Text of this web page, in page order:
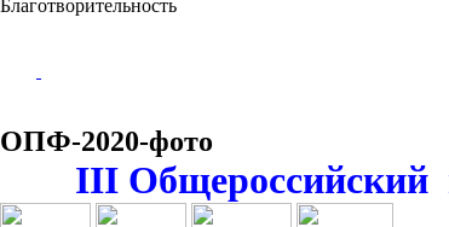
Благотворительность
ОПФ-2020-фото
III Общероссийский